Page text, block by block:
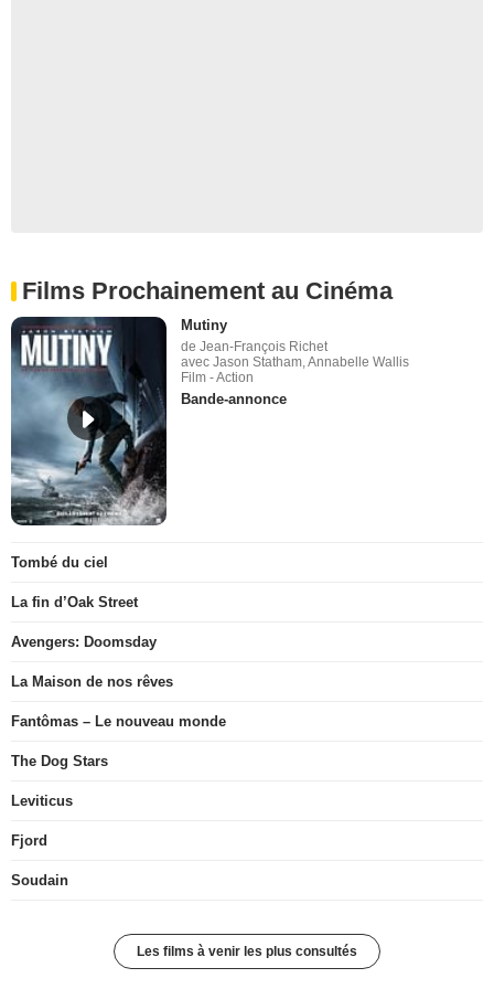
Films Prochainement au Cinéma
Mutiny
de Jean-François Richet
avec Jason Statham, Annabelle Wallis
Film - Action
Bande-annonce
Tombé du ciel
La fin d’Oak Street
Avengers: Doomsday
La Maison de nos rêves
Fantômas – Le nouveau monde
The Dog Stars
Leviticus
Fjord
Soudain
Les films à venir les plus consultés